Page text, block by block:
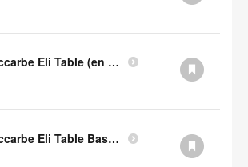
Brochure Viccarbe Eli Table (en anglais)
Brochure Viccarbe Eli Table Basse (en anglais)